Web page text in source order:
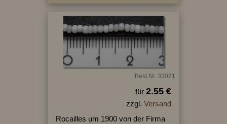
Best.Nr.:33021
für 2.55 €
zzgl. Versand
Rocailles um 1900 von der Firma